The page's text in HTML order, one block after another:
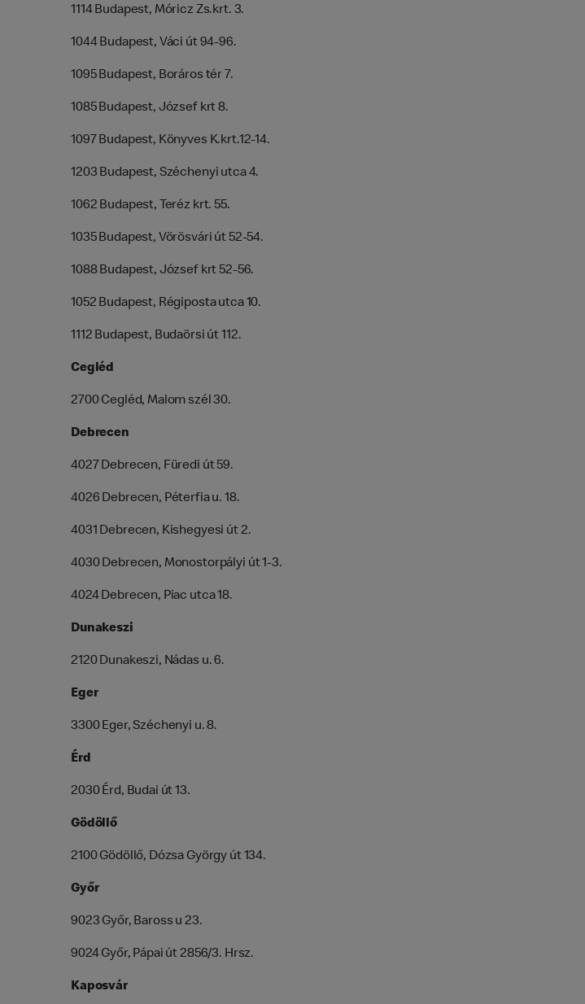
1114 Budapest, Móricz Zs.krt. 3.
1044 Budapest, Váci út 94-96.
1095 Budapest, Boráros tér 7.
1085 Budapest, József krt 8.
1097 Budapest, Könyves K.krt.12-14.
1203 Budapest, Széchenyi utca 4.
1062 Budapest, Teréz krt. 55.
1035 Budapest, Vörösvári út 52-54.
1088 Budapest, József krt 52-56.
1052 Budapest, Régiposta utca 10.
1112 Budapest, Budaörsi út 112.
Cegléd
2700 Cegléd, Malom szél 30.
Debrecen
4027 Debrecen, Füredi út 59.
4026 Debrecen, Péterfia u. 18.
4031 Debrecen, Kishegyesi út 2.
4030 Debrecen, Monostorpályi út 1-3.
4024 Debrecen, Piac utca 18.
Dunakeszi
2120 Dunakeszi, Nádas u. 6.
Eger
3300 Eger, Széchenyi u. 8.
Érd
2030 Érd, Budai út 13.
Gödöllő
2100 Gödöllő, Dózsa György út 134.
Győr
9023 Győr, Baross u 23.
9024 Győr, Pápai út 2856/3. Hrsz.
Kaposvár